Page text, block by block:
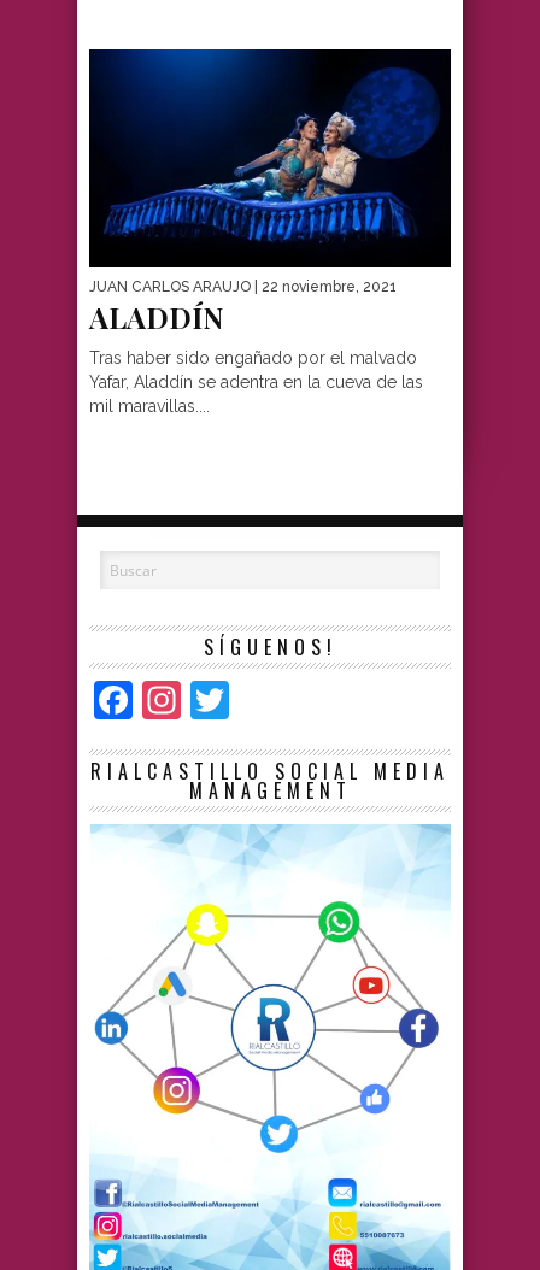
JUAN CARLOS ARAUJO | 22 noviembre, 2021
ALADDÍN
Tras haber sido engañado por el malvado
Yafar, Aladdín se adentra en la cueva de las
mil maravillas....
SÍGUENOS!
Facebook
Instagram
RIALCASTILLO SOCIAL MEDIA
MANAGEMENT